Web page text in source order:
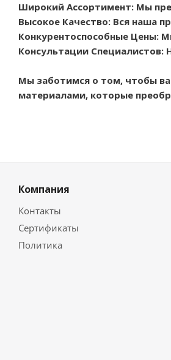
Широкий Ассортимент: Мы
Высокое Качество: Вся наша
Конкурентоспособные Цены:
Консультации Специалистов:
Мы заботимся о том, чтобы
материалами, которые
Компания
Контакты
Сертификаты
Политика